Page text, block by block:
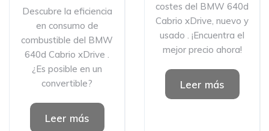
Descubre la eficiencia
en consumo de
combustible del BMW
640d Cabrio xDrive .
¿Es posible en un
convertible?
Leer más
costes del BMW 640d
Cabrio xDrive, nuevo y
usado . ¡Encuentra el
mejor precio ahora!
Leer más